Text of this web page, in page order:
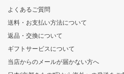
よくあるご質問
送料・お支払い方法について
返品・交換について
ギフトサービスについて
当店からのメールが届かない方へ